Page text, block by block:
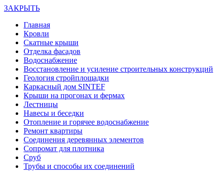
ЗАКРЫТЬ
Главная
Кровли
Скатные крыши
Отделка фасадов
Водоснабжение
Восстановление и усиление строительных конструкций
Геология стройплощадки
Каркасный дом SINTEF
Крыши на прогонах и фермах
Лестницы
Навесы и беседки
Отопление и горячее водоснабжение
Ремонт квартиры
Соединения деревянных элементов
Сопромат для плотника
Сруб
Трубы и способы их соединений